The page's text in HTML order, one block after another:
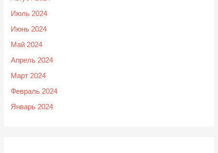
Июль 2024
Июнь 2024
Май 2024
Апрель 2024
Март 2024
Февраль 2024
Январь 2024